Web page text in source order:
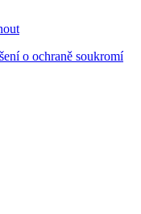
o ochraně soukromí